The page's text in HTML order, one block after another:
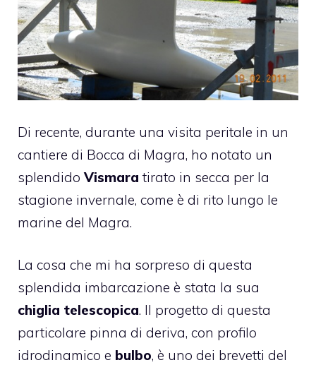
Di recente, durante una visita peritale in un
cantiere di Bocca di Magra, ho notato un
splendidoVismara tirato in secca per la
stagione invernale, come è di rito lungo le
marine del Magra.
La cosa che mi ha sorpreso di questa
splendida imbarcazione è stata la sua
chiglia telescopica. Il progetto di questa
particolare pinna di deriva, con profilo
idrodinamico e bulbo, è uno dei brevetti del